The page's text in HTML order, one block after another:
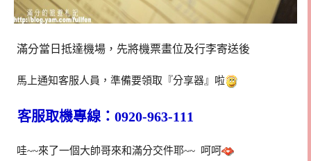
滿分當日抵達機場，先將機票畫位及行李寄送後
馬上通知客服人員，準備要領取『分享器』啦
客服取機專線：0920-963-111
哇~~來了一個大帥哥來和滿分交件耶~~ 呵呵